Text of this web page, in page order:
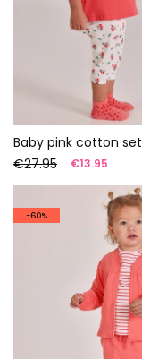
Baby pink cotton set
€27.95
€13.95
-60%